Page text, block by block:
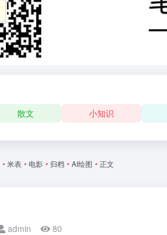
散文 小知识
• 米表 • 电影 • 归档 • AI绘图 • 正文
admin 80